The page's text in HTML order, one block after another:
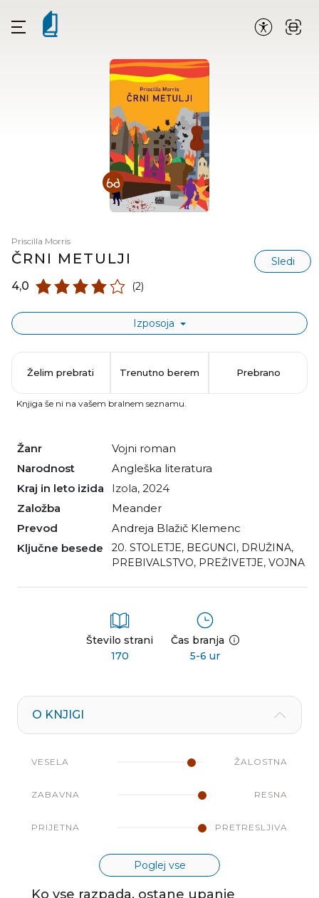
Priscilla Morris
ČRNI METULJI Sledi
4,0 (2)
Izposoja
Žanr
vojni roman
Narodnost
angleška literatura
Kraj in leto izida
Izola, 2024
Založba
Meander
Prevod
Andreja Blažič Klemenc
Ključne besede
20. STOLETJE, BEGUNCI, DRUŽINA,
PREBIVALSTVO, PREŽIVETJE, VOJNA
Število strani
170
Čas branja
5-6 ur
Želim prebrati Trenutno berem Prebrano
Knjiga še ni na vašem bralnem seznamu.
O KNJIGI
VESELA ŽALOSTNA
ZABAVNA RESNA
PRIJETNA PRETRESLJIVA
Poglej vse
Ko vse razpada, ostane upanje